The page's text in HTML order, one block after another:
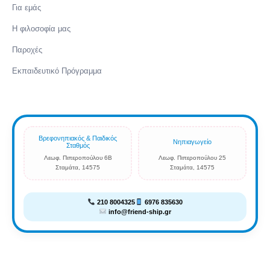
Για εμάς
Η φιλοσοφία μας
Παροχές
Εκπαιδευτικό Πρόγραμμα
Βρεφονηπιακός & Παιδικός
Σταθμός
Λεωφ. Πιπεροπούλου 6Β
Σταμάτα, 14575
Νηπιαγωγείο
Λεωφ. Πιπεροπούλου 25
Σταμάτα, 14575
210 8004325
6976 835630
info@friend-ship.gr